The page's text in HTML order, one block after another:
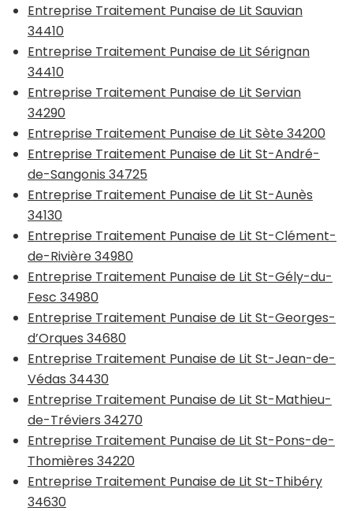
Entreprise Traitement Punaise de Lit Sauvian
34410
Entreprise Traitement Punaise de Lit Sérignan
34410
Entreprise Traitement Punaise de Lit Servian
34290
Entreprise Traitement Punaise de Lit Sète 34200
Entreprise Traitement Punaise de Lit St-André-
de-Sangonis 34725
Entreprise Traitement Punaise de Lit St-Aunès
34130
Entreprise Traitement Punaise de Lit St-Clément-
de-Rivière 34980
Entreprise Traitement Punaise de Lit St-Gély-du-
Fesc 34980
Entreprise Traitement Punaise de Lit St-Georges-
d’Orques 34680
Entreprise Traitement Punaise de Lit St-Jean-de-
Védas 34430
Entreprise Traitement Punaise de Lit St-Mathieu-
de-Tréviers 34270
Entreprise Traitement Punaise de Lit St-Pons-de-
Thomières 34220
Entreprise Traitement Punaise de Lit St-Thibéry
34630